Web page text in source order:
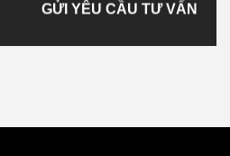
GỬI YÊU CẦU TƯ VẤN